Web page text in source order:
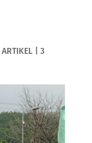
ARTIKEL| 3